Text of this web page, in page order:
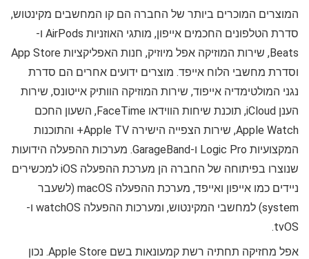
המוצרים המוכרים ביותר של החברה הם קו המחשבים מקינטוש,
סדרת הטלפונים החכמים אייפון, מותגי האוזניות AirPods ו-
Beats, שירות המוזיקה אפל מיוזיק, חנות האפליקציות App Store
וסדרת מחשבי הלוח אייפד. מוצרים ידועים אחרים הם סדרת
נגני המולטימדיה אייפוד, שירות המוזיקה הוותיק אייטונס, שירות
הענן iCloud, תוכנת שיחות הווידאו FaceTime, השעון החכם
Apple Watch, שירות הצפייה הישירה Apple TV+ והתוכנות
המקצועיות Logic Pro ו-GarageBand. מערכות ההפעלה הידועות
שנוצרו בפיתוחה של החברה הן מערכת ההפעלה iOS למכשירים
ניידים כמו אייפון ואייפד, מערכת ההפעלה macOS (לשעבר
system) למחשבי המקינטוש, ומערכות ההפעלה watchOS ו-
tvOS.
אפל מחזיקה תחתיה רשת קמעונאות בשם Apple Store. נכון